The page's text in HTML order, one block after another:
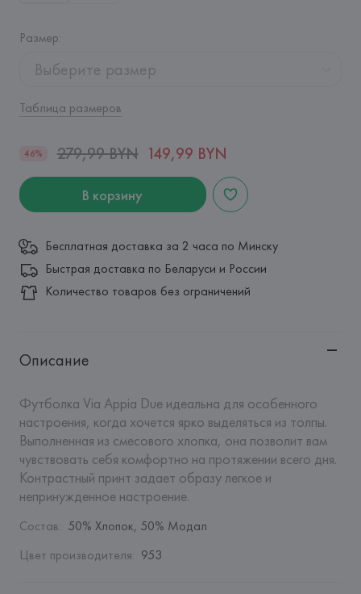
Размер:
Выберите размер
Таблица размеров
46% 279,99 BYN 149,99 BYN
В корзину
Бесплатная доставка за 2 часа по Минску
Быстрая доставка по Беларуси и России
Количество товаров без ограничений
Описание
Футболка Via Appia Due идеальна для особенного
настроения, когда хочется ярко выделяться из толпы.
Выполненная из смесового хлопка, она позволит вам
чувствовать себя комфортно на протяжении всего дня.
Контрастный принт задает образу легкое и
непринужденное настроение.
Состав: 50% Хлопок, 50% Модал
Цвет производителя: 953